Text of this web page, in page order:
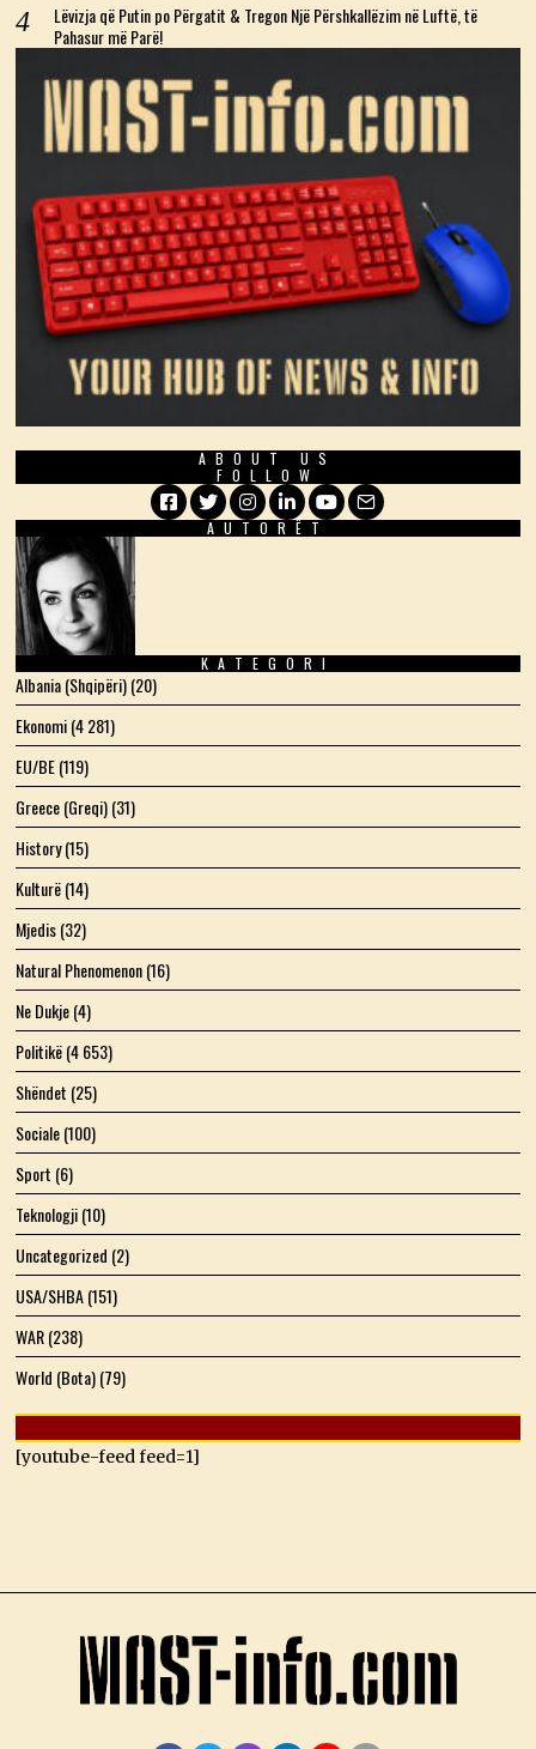
Lëvizja që Putin po Përgatit & Tregon Një Përshkallëzim në Luftë, të
Pahasur më Parë!
ABOUT US
FOLLOW
Facebook
TwitterInstagram
LinkedIn
YouTube
Email
AUTORËT
KATEGORI
Albania (Shqipëri)(20)
Ekonomi(4 281)
EU/BE(119)
Greece (Greqi)(31)
History(15)
Kulturë(14)
Mjedis(32)
Natural Phenomenon(16)
Ne Dukje(4)
Politikë(4 653)
Shëndet (25)
Sociale(100)
Sport (6)
Teknologji(10)
Uncategorized (2)
USA/SHBA(151)
WAR(238)
World (Bota)(79)
[youtube-feed feed=1]